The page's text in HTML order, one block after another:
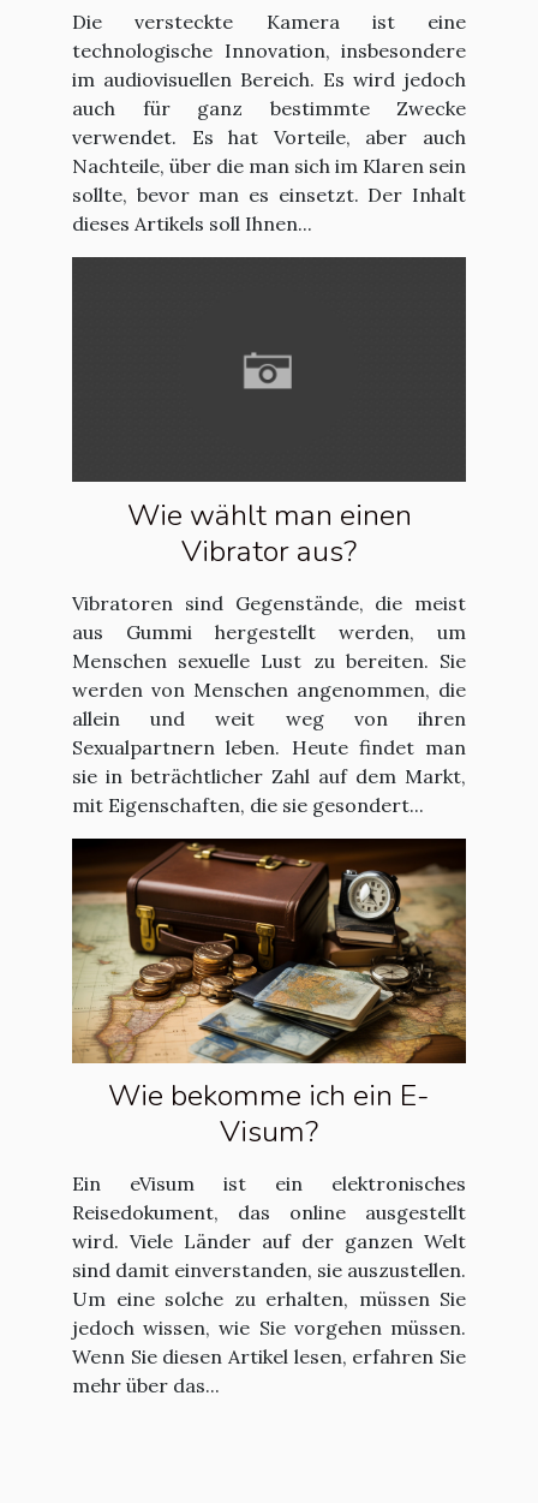
Die versteckte Kamera ist eine
technologische Innovation, insbesondere
im audiovisuellen Bereich. Es wird jedoch
auch für ganz bestimmte Zwecke
verwendet. Es hat Vorteile, aber auch
Nachteile, über die man sich im Klaren sein
sollte, bevor man es einsetzt. Der Inhalt
dieses Artikels soll Ihnen...
Wie wählt man einen
Vibrator aus?
Vibratoren sind Gegenstände, die meist
aus Gummi hergestellt werden, um
Menschen sexuelle Lust zu bereiten. Sie
werden von Menschen angenommen, die
allein und weit weg von ihren
Sexualpartnern leben. Heute findet man
sie in beträchtlicher Zahl auf dem Markt,
mit Eigenschaften, die sie gesondert...
Wie bekomme ich ein E-
Visum?
Ein eVisum ist ein elektronisches
Reisedokument, das online ausgestellt
wird. Viele Länder auf der ganzen Welt
sind damit einverstanden, sie auszustellen.
Um eine solche zu erhalten, müssen Sie
jedoch wissen, wie Sie vorgehen müssen.
Wenn Sie diesen Artikel lesen, erfahren Sie
mehr über das...